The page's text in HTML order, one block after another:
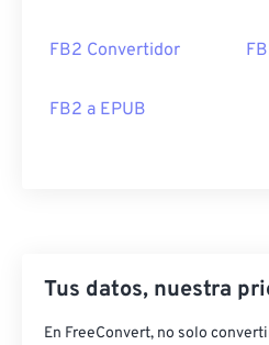
FB2 Convertidor
FB2 a EPUB
Tus datos, nuestra
En FreeConvert, no solo